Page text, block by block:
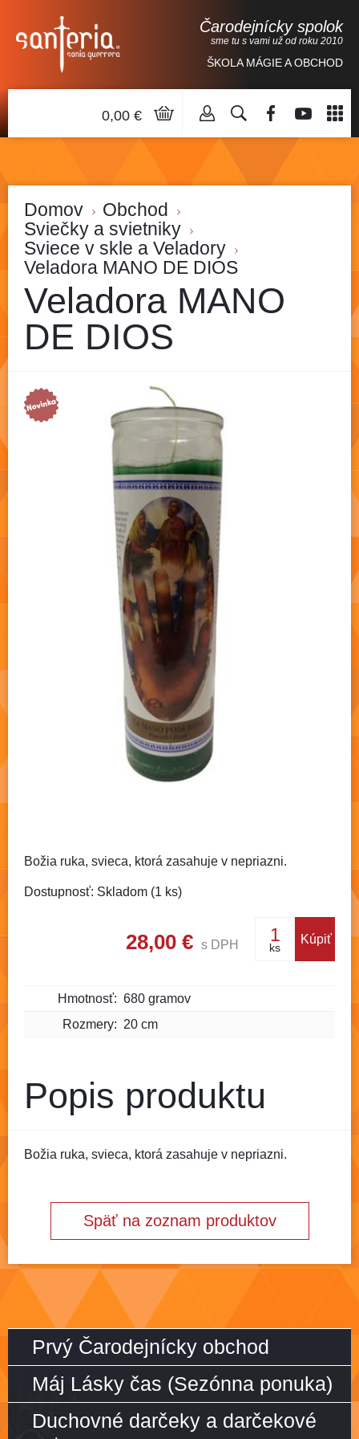
Čarodejnícky spolok
sme tu s vami už od roku 2010
ŠKOLA MÁGIE A OBCHOD
0,00 €
Domov
Obchod
Sviečky a svietniky
Sviece v skle a Veladory
Veladora MANO DE DIOS
Veladora MANO
DE DIOS
Božia ruka, svieca, ktorá zasahuje v nepriazni.
Dostupnosť: Skladom (1 ks)
28,00 € s DPH ks
Kúpiť
Hmotnosť: 680 gramov
Rozmery: 20 cm
Popis produktu
Božia ruka, svieca, ktorá zasahuje v nepriazni.
Späť na zoznam produktov
Prvý Čarodejnícky obchod
Máj Lásky čas (Sezónna ponuka)
Duchovné darčeky a darčekové